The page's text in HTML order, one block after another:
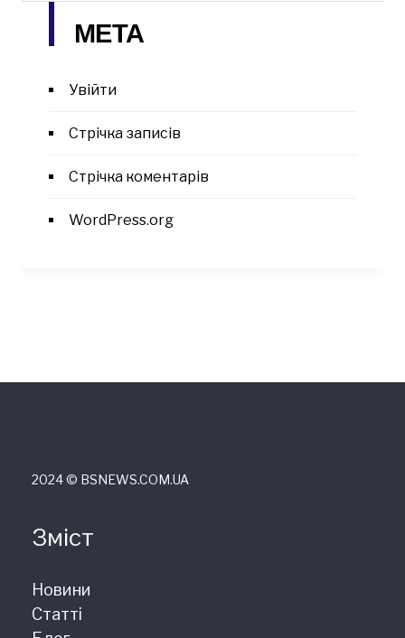
МЕТА
Увійти
Стрічка записів
Стрічка коментарів
WordPress.org
2024 © ВSNEWS.COM.UA
Зміст
Новини
Статті